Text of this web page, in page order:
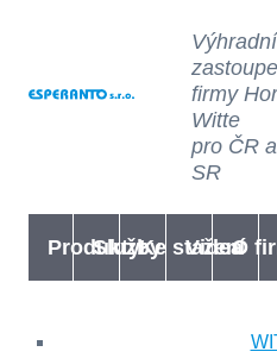
Výhradní
firmy
Witte
pro ČR a
SR
Produkty
SlužbyKe stažení
VideaO